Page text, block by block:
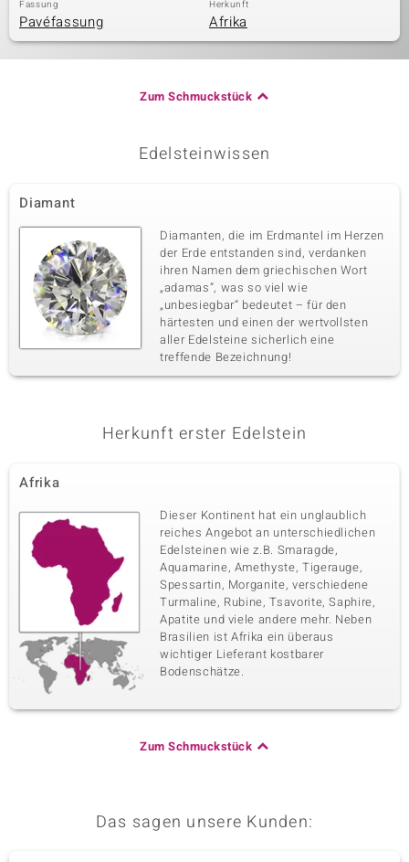
Fassung
Pavéfassung
Herkunft
Afrika
Zum Schmuckstück
Edelsteinwissen
Diamant
Diamanten, die im Erdmantel im Herzen
der Erde entstanden sind, verdanken
ihren Namen dem griechischen Wort
„adamas“, was so viel wie
„unbesiegbar“ bedeutet – für den
härtesten und einen der wertvollsten
aller Edelsteine sicherlich eine
treffende Bezeichnung!
Herkunft erster Edelstein
Afrika
Dieser Kontinent hat ein unglaublich
reiches Angebot an unterschiedlichen
Edelsteinen wie z.B. Smaragde,
Aquamarine, Amethyste, Tigerauge,
Spessartin, Morganite, verschiedene
Turmaline, Rubine, Tsavorite, Saphire,
Apatite und viele andere mehr. Neben
Brasilien ist Afrika ein überaus
wichtiger Lieferant kostbarer
Bodenschätze.
Zum Schmuckstück
Das sagen unsere Kunden: